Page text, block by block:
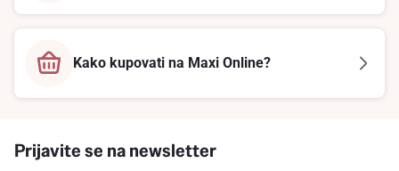
Kako kupovati na Maxi Online?
Prijavite se na newsletter